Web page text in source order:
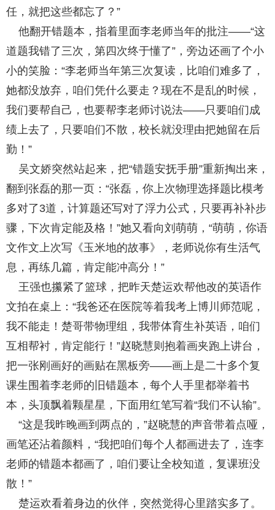
任，就把这些都忘了？”
他翻开错题本，指着里面李老师当年的批注——“这
道题我错了三次，第四次终于懂了”，旁边还画了个小
小的笑脸：“李老师当年第三次复读，比咱们难多了，
她都没放弃，咱们凭什么要走？现在不是乱的时候，
我们要帮自己，也要帮李老师讨说法——只要咱们成
绩上去了，只要咱们不散，校长就没理由把她留在后
勤！”
吴文娇突然站起来，把“错题安抚手册”重新掏出来，
翻到张磊的那一页：“张磊，你上次物理选择题比模考
多对了3道，计算题还写对了浮力公式，只要再补补步
骤，下次肯定能及格！”她又看向刘萌萌，“萌萌，你语
文作文上次写《玉米地的故事》，老师说你有生活气
息，再练几篇，肯定能冲高分！”
王强也攥紧了篮球，把昨天楚运欢帮他改的英语作
文拍在桌上：“我爸还在医院等着我考上博川师范呢，
我不能走！楚哥带物理组，我带体育生补英语，咱们
互相帮衬，肯定能行！”赵晓慧则抱着画夹跑上讲台，
把一张刚画好的画贴在黑板旁——画上是二十多个复
课生围着李老师的旧错题本，每个人手里都举着书
本，头顶飘着颗星星，下面用红笔写着“我们不认输”。
“这是我昨晚画到两点的，”赵晓慧的声音带着点哑，
画笔还沾着颜料，“我把咱们每个人都画进去了，连李
老师的错题本都画了，咱们要让全校知道，复课班没
散！”
楚运欢看着身边的伙伴，突然觉得心里踏实多了。